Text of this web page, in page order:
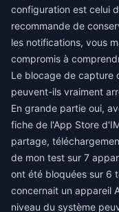
configuration est celui
recommande de
les notifications, vous
compromis à
Le blocage de capture
peuvent-ils vraiment
En grande partie oui,
fiche de l'App Store
partage,
de mon test sur 7
ont été bloquées sur 6
concernait un appareil
niveau du système